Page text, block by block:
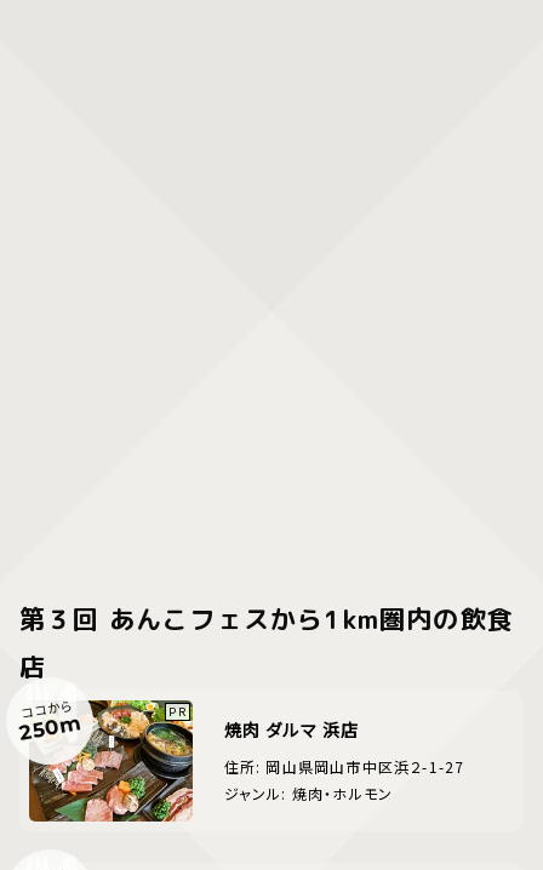
第３回 あんこフェスから1km圏内の飲食
店
ココから
250m 焼肉 ダルマ 浜店
住所: 岡山県岡山市中区浜２-1-27
ジャンル: 焼肉・ホルモン